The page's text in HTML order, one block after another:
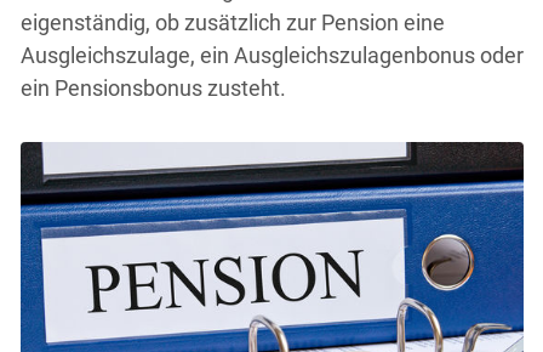
eigenständig, ob zusätzlich zur Pension eine
Ausgleichszulage, ein Ausgleichszulagenbonus oder
ein Pensionsbonus zusteht.